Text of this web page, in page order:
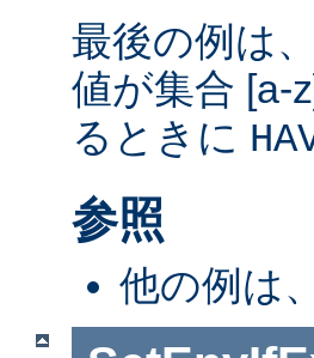
最後の例は
値が集合 [a-
るときに
参照
他の例は、